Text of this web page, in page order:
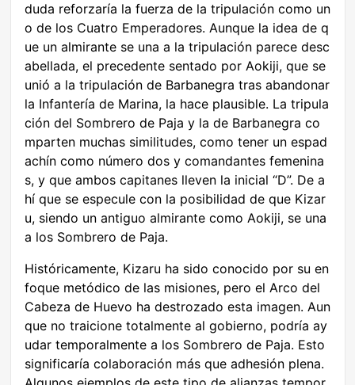
duda reforzaría la fuerza de la tripulación como un
o de los Cuatro Emperadores. Aunque la idea de q
ue un almirante se una a la tripulación parece desc
abellada, el precedente sentado por Aokiji, que se
unió a la tripulación de Barbanegra tras abandonar
la Infantería de Marina, la hace plausible. La tripula
ción del Sombrero de Paja y la de Barbanegra co
mparten muchas similitudes, como tener un espad
achín como número dos y comandantes femenina
s, y que ambos capitanes lleven la inicial “D”. De a
hí que se especule con la posibilidad de que Kizar
u, siendo un antiguo almirante como Aokiji, se una
a los Sombrero de Paja.
Históricamente, Kizaru ha sido conocido por su en
foque metódico de las misiones, pero el Arco del
Cabeza de Huevo ha destrozado esta imagen. Aun
que no traicione totalmente al gobierno, podría ay
udar temporalmente a los Sombrero de Paja. Esto
significaría colaboración más que adhesión plena.